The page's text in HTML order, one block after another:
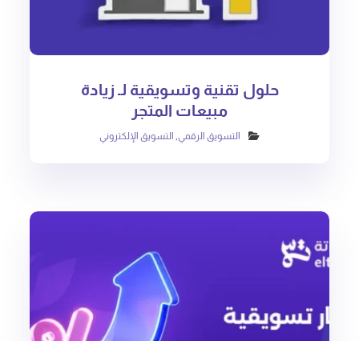
حلول تقنية وتسويقية لـ زيادة
مبيعات المتجر
التسويق الرقمي التسويق الإلكتروني